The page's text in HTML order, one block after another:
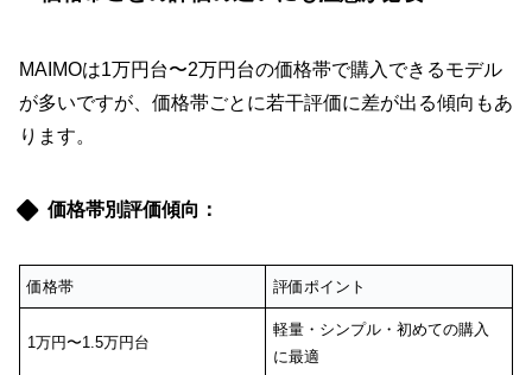
MAIMOは1万円台〜2万円台の価格帯で購入できるモデル
が多いですが、価格帯ごとに若干評価に差が出る傾向もあ
ります。
価格帯別評価傾向：
価格帯 評価ポイント
1万円〜1.5万円台
軽量・シンプル・初めての購入
に最適